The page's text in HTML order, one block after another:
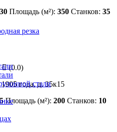
резка
стали
30 Площадь (м²): 350 Станков: 35
(0.0)
года, д. 35к15
Площадь (м²): 200 Станков: 10